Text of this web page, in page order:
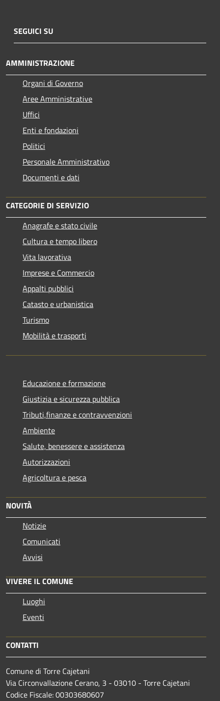
SEGUICI SU
AMMINISTRAZIONE
Organi di Governo
Aree Amministrative
Uffici
Enti e fondazioni
Politici
Personale Amministrativo
Documenti e dati
CATEGORIE DI SERVIZIO
Anagrafe e stato civile
Cultura e tempo libero
Vita lavorativa
Imprese e Commercio
Appalti pubblici
Catasto e urbanistica
Turismo
Mobilità e trasporti
Educazione e formazione
Giustizia e sicurezza pubblica
Tributi,finanze e contravvenzioni
Ambiente
Salute, benessere e assistenza
Autorizzazioni
Agricoltura e pesca
NOVITÀ
Notizie
Comunicati
Avvisi
VIVERE IL COMUNE
Luoghi
Eventi
CONTATTI
Comune di Torre Cajetani
Via Circonvallazione Cerano, 3 - 03010 - Torre Cajetani
Codice Fiscale: 00303680607